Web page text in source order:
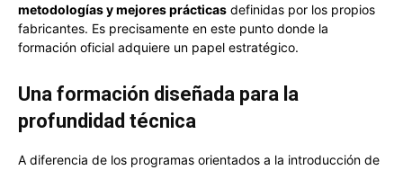
metodologías y mejores prácticas definidas por los propios
fabricantes. Es precisamente en este punto donde la
formación oficial adquiere un papel estratégico.
Una formación diseñada para la
profundidad técnica
A diferencia de los programas orientados a la introducción de